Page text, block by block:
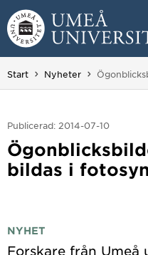
Hoppa direkt till
Huvudmenyn dold.
Start Nyheter Du är här:
Publicerad: 2014-07-10
bildas i
NYHET
Forskare från